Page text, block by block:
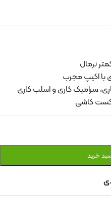
نرمال
با اکیپ مجرب
سرامیک کاری و اسلب کاری
کاشی
خرید